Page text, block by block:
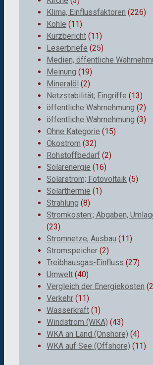
Klima, Einflussfaktoren (226)
Kohle (11)
Kurzbericht (11)
Leserbriefe (25)
Medien, öffentliche
Meinung (19)
Mineralöl (2)
Netzstabilität; Eingriffe (13)
öffentliche Wahrnehmung (2)
öffentliche Wahrnehmung (3)
Ohne Kategorie (15)
Ökostrom (32)
Rohstoffbedarf (2)
Solarenergie (16)
Solarstrom; Fotovoltaik (5)
Solarthermie (1)
Strahlung (8)
Stromkosten:; Abgaben,
(23)
Stromnetze, Ausbau (11)
Stromspeicher (2)
Treibhausgas-Einfluss (27)
Umwelt (40)
Vergleich der Energiekosten
Verkehr (11)
Wasserkraft (1)
Windstrom (WKA) (43)
WKA an Land (Onshore) (4)
WKA auf See (Offshore) (11)